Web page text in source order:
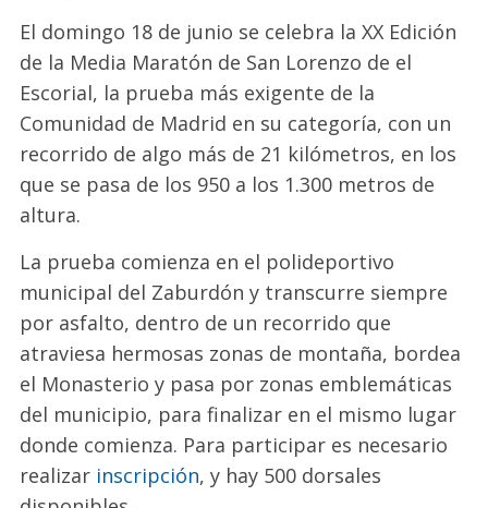
El domingo 18 de junio se celebra la XX Edición
de la Media Maratón de San Lorenzo de el
Escorial, la prueba más exigente de la
Comunidad de Madrid en su categoría, con un
recorrido de algo más de 21 kilómetros, en los
que se pasa de los 950 a los 1.300 metros de
altura.
La prueba comienza en el polideportivo
municipal del Zaburdón y transcurre siempre
por asfalto, dentro de un recorrido que
atraviesa hermosas zonas de montaña, bordea
el Monasterio y pasa por zonas emblemáticas
del municipio, para finalizar en el mismo lugar
donde comienza. Para participar es necesario
realizar inscripción, y hay 500 dorsales